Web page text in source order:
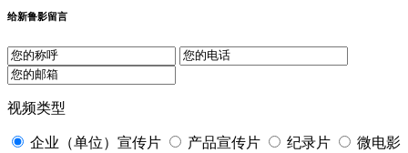
给新鲁影留言
视频类型
企业（单位）宣传片 产品宣传片 纪录片
微电影